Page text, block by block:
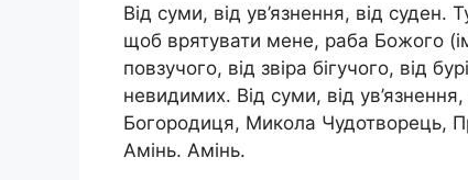
Від суми, від ув’язнення, від суден.
щоб врятувати мене, раба Божого
повзучого, від звіра бiгучoго, від
невидимих. Від суми, від
Богородиця, Микола Чудотворець,
Амінь. Амінь.